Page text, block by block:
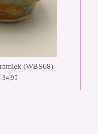
(WBS68)
34,95